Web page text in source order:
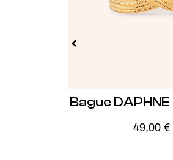
Bague
49,00€